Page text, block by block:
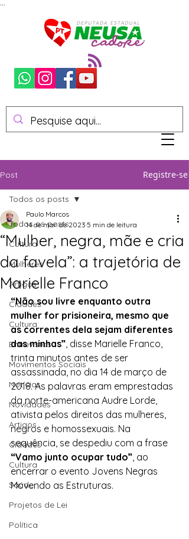
Post Registre-se
Todos os posts
Cultura
Mulheres
Artigos
Cidades
Cultura
Entrevistas
Movimentos Sociais
Notícias
Novidades
Artigos
Cidades
Cultura
Saúde
Projetos de Lei
Política
Todos os posts
“Mulher, negra, mãe e cria
da favela”: a trajetória de
Marielle Franco
Paulo Marcos
14 de mar. de 2023 5 min de leitura
“Não sou livre enquanto outra
mulher for prisioneira, mesmo que
as correntes dela sejam diferentes
das minhas”, disse Marielle Franco,
trinta minutos antes de ser
assassinada, no dia 14 de março de
2018. As palavras eram emprestadas
da norte-americana Audre Lorde,
ativista pelos direitos das mulheres,
negros e homossexuais. Na
sequência, se despediu com a frase
“Vamo junto ocupar tudo”, ao
encerrar o evento Jovens Negras
Movendo as Estruturas.